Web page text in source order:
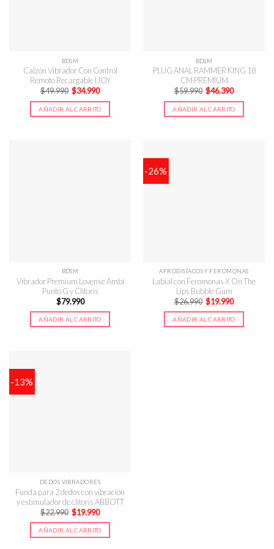
BDSM
Calzón Vibrador Con Control
Remoto Recargable IJOY
$49.990 El
precio
original
era:
$49.990.
$34.990El
actual
es:
$34.990.
AÑADIR AL CARRITO
BDSM
PLUG ANAL RAMMER KING 18
CM PREMIUM
$59.990 El
precio
original
era:
$59.990.
$46.390El
actual
es:
$46.390.
AÑADIR AL CARRITO
BDSM
Vibrador Premium Lovense Ambi
Punto G y Clitoris
$79.990
AÑADIR AL CARRITO
-26%
AFRODISÍACOS Y FEROMONAS
Labial con Feromonas X On The
Lips Bubble Gum
$26.990 El
precio
original
era:
$26.990.
$19.990El
actual
es:
$19.990.
AÑADIR AL CARRITO
-13%
DEDOS VIBRADORES
Funda para 2 dedos con vibración
y estimulador de clitoris ABBOTT
$22.990 El
precio
original
era:
$22.990.
$19.990El
actual
es:
$19.990.
AÑADIR AL CARRITO